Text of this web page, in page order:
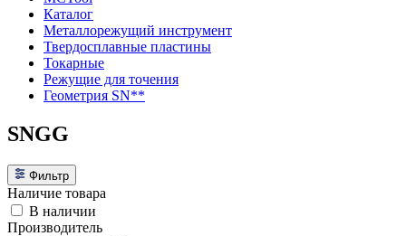
Каталог
Металлорежущий инструмент
Твердосплавные пластины
Токарные
Режущие для точения
Геометрия SN**
SNGG
Фильтр
Наличие товара
В наличии
Производитель